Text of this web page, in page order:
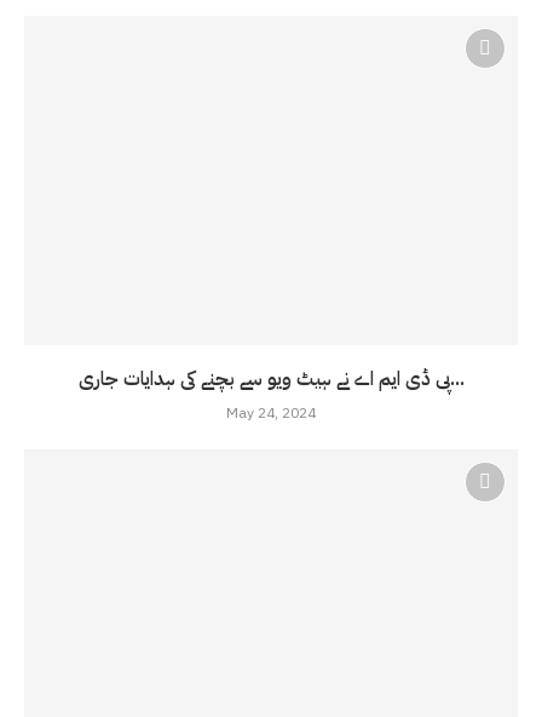
پی ڈی ایم اے نے ہیٹ ویو سے بچنے کی ہدایات جاری...
May 24, 2024